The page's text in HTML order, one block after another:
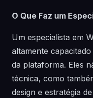
O Que Faz um
Um especialista em
altamente
da plataforma. Eles
técnica, como
design e estratégia